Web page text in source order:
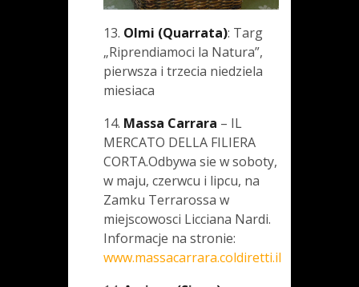
13. Olmi (Quarrata): Targ
„Riprendiamoci la Natura”,
pierwsza i trzecia niedziela
miesiaca
14. Massa Carrara – IL
MERCATO DELLA FILIERA
CORTA.Odbywa sie w soboty,
w maju, czerwcu i lipcu, na
Zamku Terrarossa w
miejscowosci Licciana Nardi.
Informacje na stronie:
www.massacarrara.coldiretti.il